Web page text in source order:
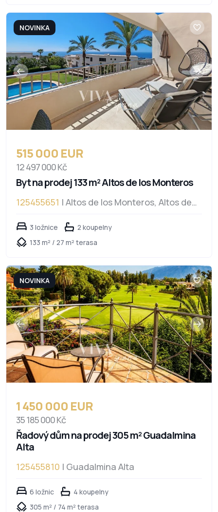
NOVINKA
515 000 EUR
12 497 000 Kč
Byt na prodej 133 m² Altos de los Monteros
125455651 | Altos de los Monteros, Altos de
3 ložnice
2 koupelny
133 m² / 27 m² terasa
NOVINKA
1 450 000 EUR
35 185 000 Kč
Řadový dům na prodej 305 m² Guadalmina
Alta
125455810 | Guadalmina Alta
6 ložnic
4 koupelny
305 m² / 74 m² terasa